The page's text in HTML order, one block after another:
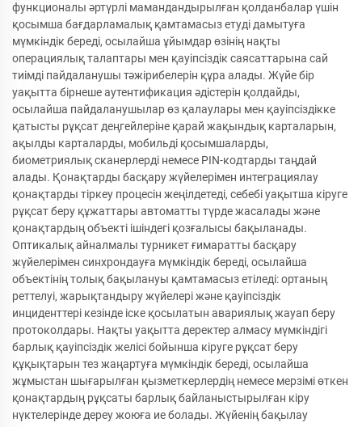
функционалы әртүрлі мамандандырылған қолданбалар үшін
қосымша бағдарламалық қамтамасыз етуді дамытуға
мүмкіндік береді, осылайша ұйымдар өзінің нақты
операциялық талаптары мен қауіпсіздік саясаттарына сай
тиімді пайдаланушы тәжірибелерін құра алады. Жүйе бір
уақытта бірнеше аутентификация әдістерін қолдайды,
осылайша пайдаланушылар өз қалаулары мен қауіпсіздікке
қатысты рұқсат деңгейлеріне қарай жақындық карталарын,
ақылды карталарды, мобильді қосымшаларды,
биометриялық сканерлерді немесе PIN-кодтарды таңдай
алады. Қонақтарды басқару жүйелерімен интеграциялау
қонақтарды тіркеу процесін жеңілдетеді, себебі уақытша кіруге
рұқсат беру құжаттары автоматты түрде жасалады және
қонақтардың объекті ішіндегі қозғалысы бақыланады.
Оптикалық айналмалы турникет ғимаратты басқару
жүйелерімен синхрондауға мүмкіндік береді, осылайша
объектінің толық бақылануы қамтамасыз етіледі: ортаның
реттелуі, жарықтандыру жүйелері және қауіпсіздік
инциденттері кезінде іске қосылатын авариялық жауап беру
протоколдары. Нақты уақытта деректер алмасу мүмкіндігі
барлық қауіпсіздік желісі бойынша кіруге рұқсат беру
құқықтарын тез жаңартуға мүмкіндік береді, осылайша
жұмыстан шығарылған қызметкерлердің немесе мерзімі өткен
қонақтардың рұқсаты барлық байланыстырылған кіру
нүктелерінде дереу жоюға ие болады. Жүйенің бақылау